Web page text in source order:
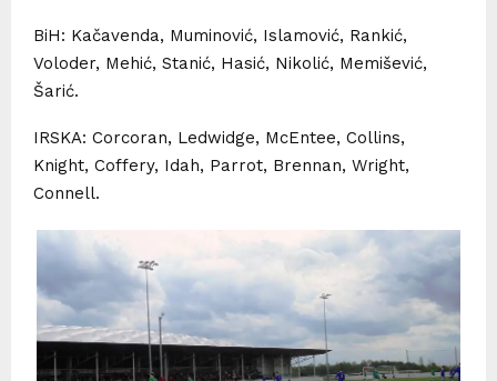
BiH: Kačavenda, Muminović, Islamović, Rankić,
Voloder, Mehić, Stanić, Hasić, Nikolić, Memišević,
Šarić.
IRSKA: Corcoran, Ledwidge, McEntee, Collins,
Knight, Coffery, Idah, Parrot, Brennan, Wright,
Connell.